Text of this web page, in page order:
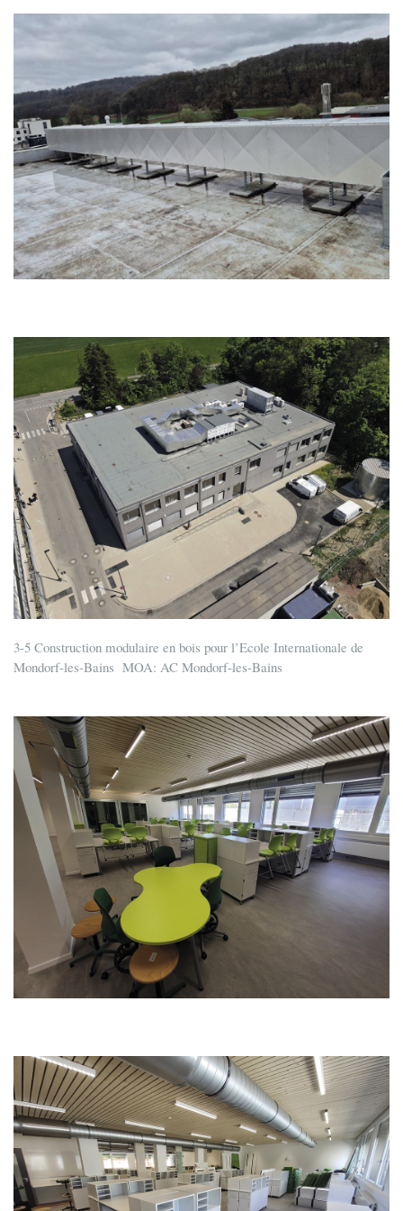
3-5 Construction modulaire en bois pour l’Ecole Internationale de
Mondorf-les-Bains MOA: AC Mondorf-les-Bains